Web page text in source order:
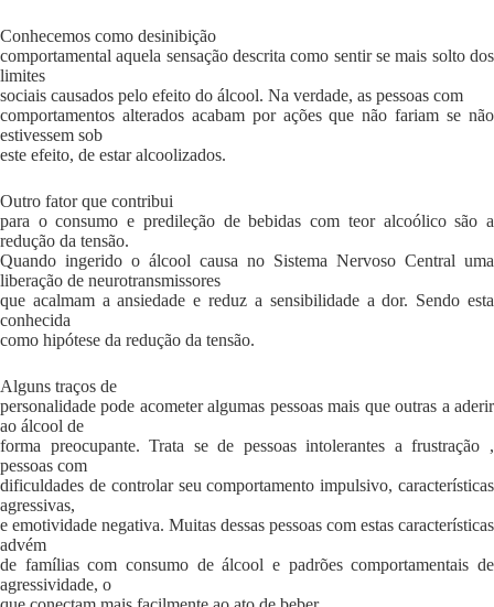
Conhecemos como desinibição
comportamental aquela sensação descrita como sentir se mais solto dos
limites
sociais causados pelo efeito do álcool. Na verdade, as pessoas com
comportamentos alterados acabam por ações que não fariam se não
estivessem sob
este efeito, de estar alcoolizados.
Outro fator que contribui
para o consumo e predileção de bebidas com teor alcoólico são a
redução da tensão.
Quando ingerido o álcool causa no Sistema Nervoso Central uma
liberação de neurotransmissores
que acalmam a ansiedade e reduz a sensibilidade a dor. Sendo esta
conhecida
como hipótese da redução da tensão.
Alguns traços de
personalidade pode acometer algumas pessoas mais que outras a aderir
ao álcool de
forma preocupante. Trata se de pessoas intolerantes a frustração ,
pessoas com
dificuldades de controlar seu comportamento impulsivo, características
agressivas,
e emotividade negativa. Muitas dessas pessoas com estas características
advém
de famílias com consumo de álcool e padrões comportamentais de
agressividade, o